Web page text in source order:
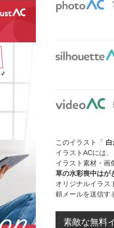
このイラスト「
イラストACには
イラスト素材・画
草の水彩喪中はが
オリジナルイラス
頼メールを送信す
素敵な無料